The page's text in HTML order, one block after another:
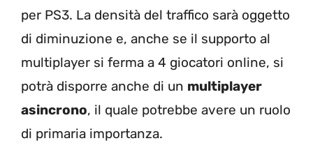
per PS3. La densità del traffico sarà oggetto
di diminuzione e, anche se il supporto al
multiplayer si ferma a 4 giocatori online, si
potrà disporre anche di un multiplayer
asincrono, il quale potrebbe avere un ruolo
di primaria importanza.